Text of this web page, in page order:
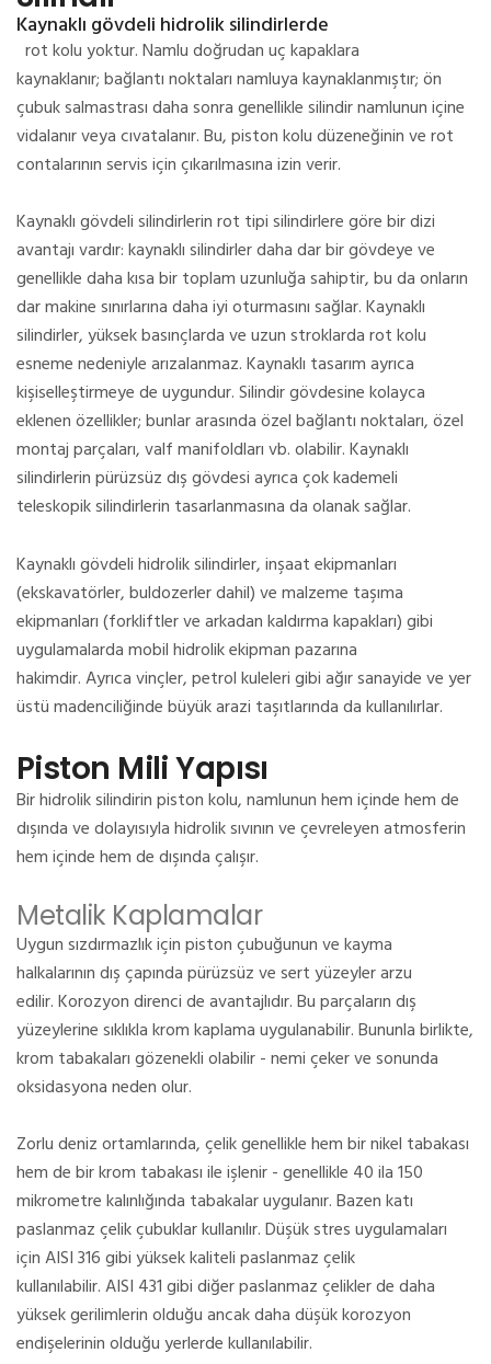
Kaynaklı gövdeli hidrolik silindirlerde
rot kolu yoktur.Namlu doğrudan uç kapaklara
kaynaklanır;bağlantı noktaları namluya kaynaklanmıştır;ön
çubuk salmastrası daha sonra genellikle silindir namlunun içine
vidalanır veya cıvatalanır.Bu, piston kolu düzeneğinin ve rot
contalarının servis için çıkarılmasına izin verir.
Kaynaklı gövdeli silindirlerin rot tipi silindirlere göre bir dizi
avantajı vardır: kaynaklı silindirler daha dar bir gövdeye ve
genellikle daha kısa bir toplam uzunluğa sahiptir, bu da onların
dar makine sınırlarına daha iyi oturmasını sağlar.Kaynaklı
silindirler, yüksek basınçlarda ve uzun stroklarda rot kolu
esneme nedeniyle arızalanmaz.Kaynaklı tasarım ayrıca
kişiselleştirmeye de uygundur.Silindir gövdesine kolayca
eklenen özellikler;bunlar arasında özel bağlantı noktaları, özel
montaj parçaları, valf manifoldları vb. olabilir.Kaynaklı
silindirlerin pürüzsüz dış gövdesi ayrıca çok kademeli
teleskopik silindirlerin tasarlanmasına da olanak sağlar.
Kaynaklı gövdeli hidrolik silindirler, inşaat ekipmanları
(ekskavatörler, buldozerler dahil) ve malzeme taşıma
ekipmanları (forkliftler ve arkadan kaldırma kapakları) gibi
uygulamalarda mobil hidrolik ekipman pazarına
hakimdir.Ayrıca vinçler, petrol kuleleri gibi ağır sanayide ve yer
üstü madenciliğinde büyük arazi taşıtlarında da kullanılırlar.
Piston Mili Yapısı
Bir hidrolik silindirin piston kolu, namlunun hem içinde hem de
dışında ve dolayısıyla hidrolik sıvının ve çevreleyen atmosferin
hem içinde hem de dışında çalışır.
Metalik Kaplamalar
Uygun sızdırmazlık için piston çubuğunun ve kayma
halkalarının dış çapında pürüzsüz ve sert yüzeyler arzu
edilir.Korozyon direnci de avantajlıdır.Bu parçaların dış
yüzeylerine sıklıkla krom kaplama uygulanabilir.Bununla birlikte,
krom tabakaları gözenekli olabilir - nemi çeker ve sonunda
oksidasyona neden olur.
Zorludenizortamlarında, çelik genellikle hem bir nikel tabakası
hem de bir krom tabakası ile işlenir - genellikle 40 ila 150
mikrometre kalınlığında tabakalar uygulanır.Bazen katı
paslanmaz çelik çubuklar kullanılır.Düşük stres uygulamaları
için AISI 316 gibi yüksek kaliteli paslanmaz çelik
kullanılabilir.AISI 431 gibi diğer paslanmaz çelikler de daha
yüksek gerilimlerin olduğu ancak daha düşük korozyon
endişelerinin olduğu yerlerde kullanılabilir.